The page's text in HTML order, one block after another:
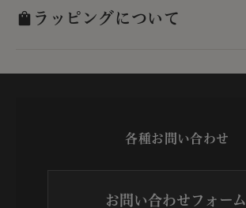
ラッピングについて
各種お問い合わせ
お問い合わせフォーム